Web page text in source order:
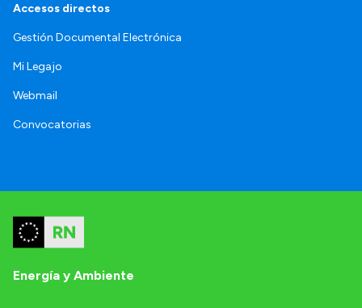
Accesos directos
Gestión Documental Electrónica
Mi Legajo
Webmail
Convocatorias
Energía y Ambiente